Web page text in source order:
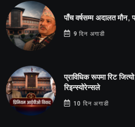
पाँच वर्षसम्म अदालत मौन,
9 दिन अगाडी
प्राविधिक रूपमा रिट
रिइन्स्योरेन्सले
10 दिन अगाडी